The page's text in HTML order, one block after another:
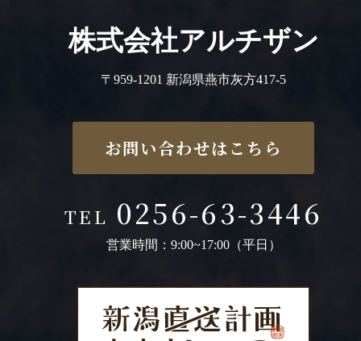
株式会社アルチザン
〒959-1201 新潟県燕市灰方417-5
お問い合わせはこちら
TEL 0256-63-3446
営業時間：9:00~17:00（平日）